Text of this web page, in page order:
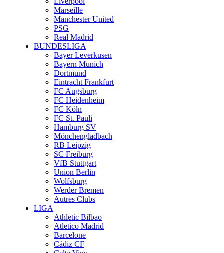
Marseille
Manchester United
PSG
Real Madrid
BUNDESLIGA
Bayer Leverkusen
Bayern Munich
Dortmund
Eintracht Frankfurt
FC Augsburg
FC Heidenheim
FC Köln
FC St. Pauli
Hamburg SV
Mönchengladbach
RB Leipzig
SC Freiburg
VfB Stuttgart
Union Berlin
Wolfsburg
Werder Bremen
Autres Clubs
LIGA
Athletic Bilbao
Atletico Madrid
Barcelone
Cádiz CF